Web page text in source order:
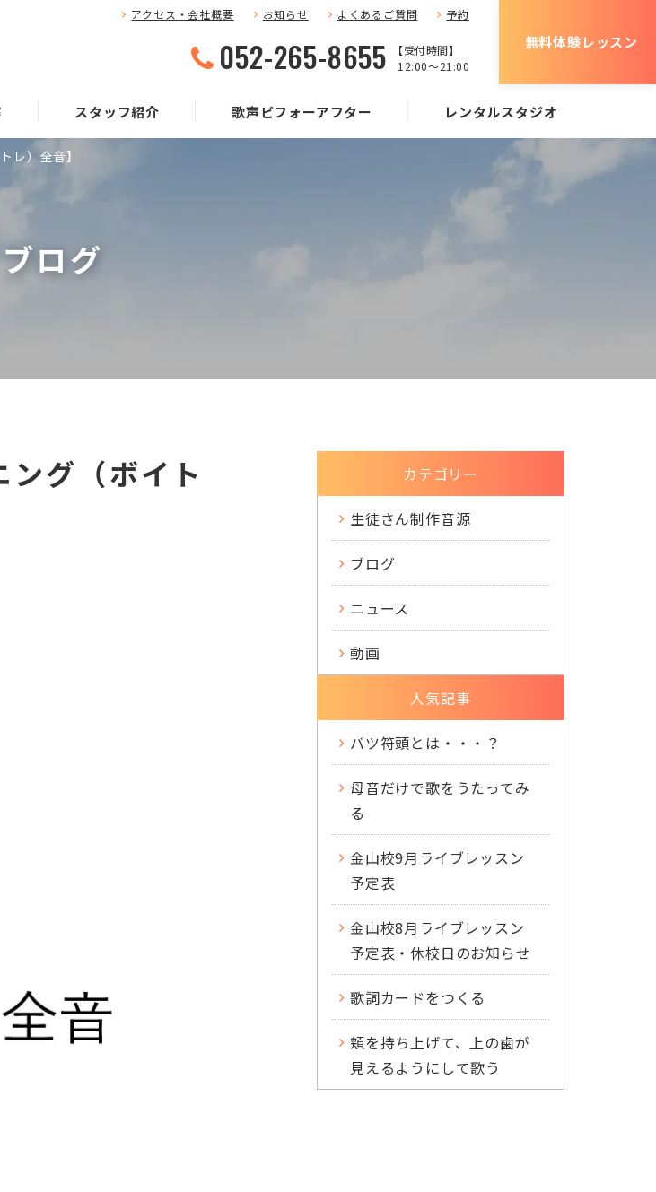
アクセス・会社概要 お知らせ よくあるご質問 予約
052-265-8655
【受付時間】
12:00〜21:00
無料体験レッスン
スタッフ紹介 歌声ビフォーアフター レンタルスタジオ
ブログ
レ）全音】
ング（ボイト
カテゴリー
生徒さん制作音源
ブログ
ニュース
動画
人気記事
バツ符頭とは・・・？
母音だけで歌をうたってみ
る
金山校9月ライブレッスン
予定表
金山校8月ライブレッスン
予定表・休校日のお知らせ
歌詞カードをつくる
頬を持ち上げて、上の歯が
見えるようにして歌う